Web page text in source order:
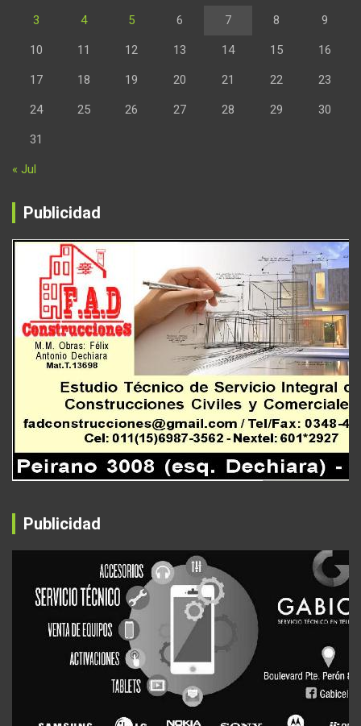
3 4 5 6 7 8 9
10 11 12 13 14 15 16
17 18 19 20 21 22 23
24 25 26 27 28 29 30
31
« Jul
Publicidad
Publicidad